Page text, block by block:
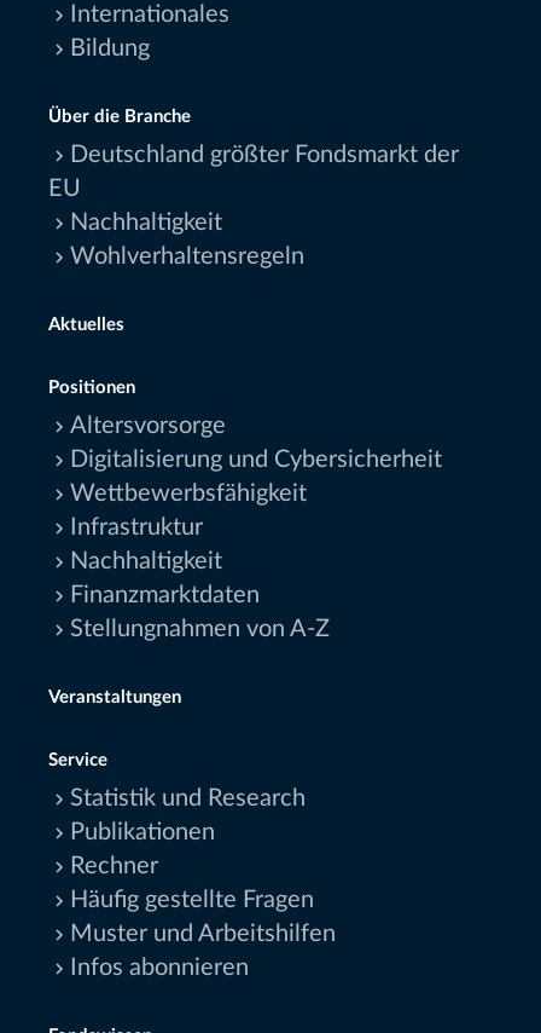
Internationales
Bildung
Über die Branche
Deutschland größter Fondsmarkt der
EU
Nachhaltigkeit
Wohlverhaltensregeln
Aktuelles
Positionen
Altersvorsorge
Digitalisierung und Cybersicherheit
Wettbewerbsfähigkeit
Infrastruktur
Nachhaltigkeit
Finanzmarktdaten
Stellungnahmen von A-Z
Veranstaltungen
Service
Statistik und Research
Publikationen
Rechner
Häufig gestellte Fragen
Muster und Arbeitshilfen
Infos abonnieren